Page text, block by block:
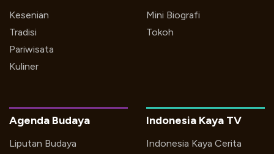
Kesenian
Tradisi
Pariwisata
Kuliner
Mini Biografi
Tokoh
Indonesia Kaya TV
Indonesia Kaya Cerita
Agenda Budaya
Liputan Budaya